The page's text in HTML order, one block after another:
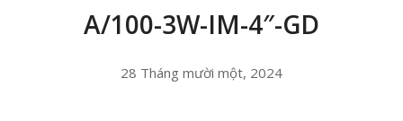
A/100-3W-IM-4″-GD
28 Tháng mười một, 2024